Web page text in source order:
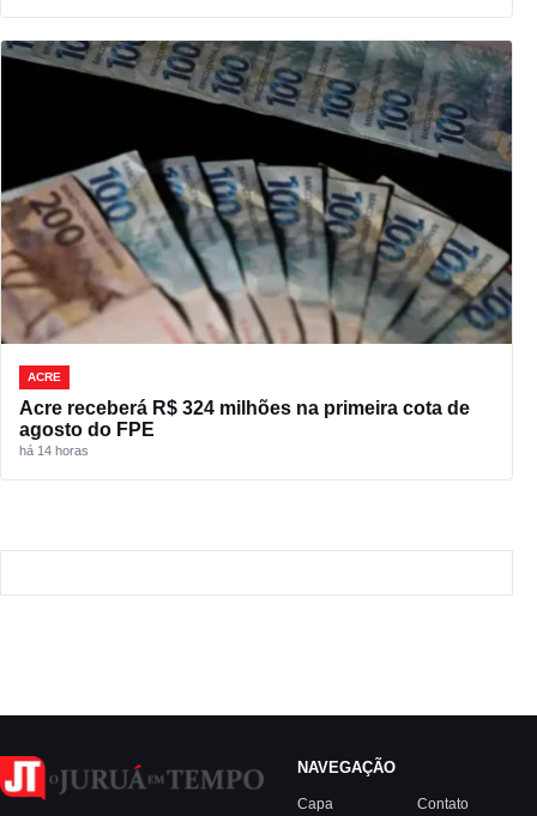
ACRE
Acre receberá R$ 324 milhões na primeira cota de
agosto do FPE
há 14 horas
NAVEGAÇÃO
Capa Contato